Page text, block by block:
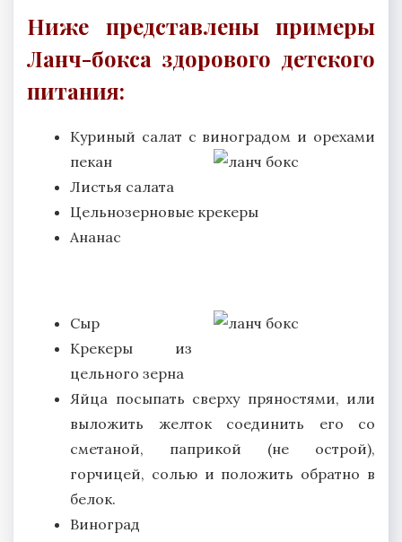
Ниже представлены примеры
Ланч-бокса здорового детского
питания:
Куриный салат с виноградом и орехами
пекан
Листья салата
Цельнозерновые крекеры
Ананас
Сыр
Крекеры из
цельного зерна
Яйца посыпать сверху пряностями, или
выложить желток соединить его со
сметаной, паприкой (не острой),
горчицей, солью и положить обратно в
белок.
Виноград